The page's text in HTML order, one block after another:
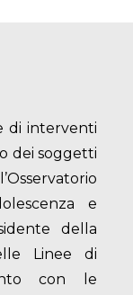
di interventi
dei soggetti
e
della
Linee di
con le